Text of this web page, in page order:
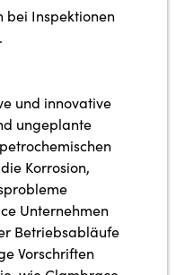
bei Inspektionen
und innovative
ungeplante
Korrosion,
Unternehmen
Betriebsabläufe
Vorschriften